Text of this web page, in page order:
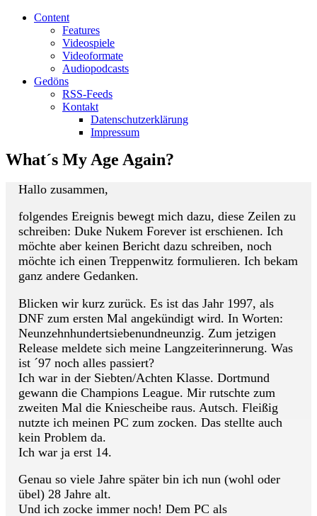
Content
Features
Videospiele
Videoformate
Audiopodcasts
Gedöns
RSS-Feeds
Kontakt
Datenschutzerklärung
Impressum
What´s My Age Again?
Hallo zusammen,
folgendes Ereignis bewegt mich dazu, diese Zeilen zu
schreiben: Duke Nukem Forever ist erschienen. Ich
möchte aber keinen Bericht dazu schreiben, noch
möchte ich einen Treppenwitz formulieren. Ich bekam
ganz andere Gedanken.
Blicken wir kurz zurück. Es ist das Jahr 1997, als
DNF zum ersten Mal angekündigt wird. In Worten:
Neunzehnhundertsiebenundneunzig. Zum jetzigen
Release meldete sich meine Langzeiterinnerung. Was
ist ´97 noch alles passiert?
Ich war in der Siebten/Achten Klasse. Dortmund
gewann die Champions League. Mir rutschte zum
zweiten Mal die Kniescheibe raus. Autsch. Fleißig
nutzte ich meinen PC zum zocken. Das stellte auch
kein Problem da.
Ich war ja erst 14.
Genau so viele Jahre später bin ich nun (wohl oder
übel) 28 Jahre alt.
Und ich zocke immer noch! Dem PC als